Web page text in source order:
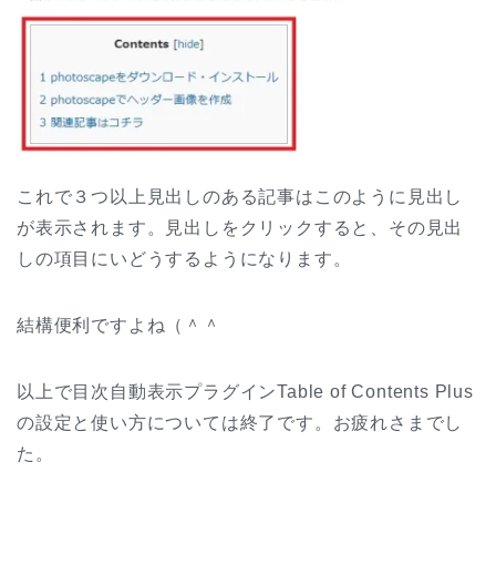
これで３つ以上見出しのある記事はこのように見出し
が表示されます。見出しをクリックすると、その見出
しの項目にいどうするようになります。
結構便利ですよね（＾＾
以上で目次自動表示プラグインTable of Contents Plus
の設定と使い方については終了です。お疲れさまでし
た。